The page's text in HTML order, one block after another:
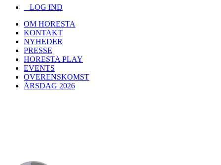
LOG IND
OM HORESTA
KONTAKT
NYHEDER
PRESSE
HORESTA PLAY
EVENTS
OVERENSKOMST
ÅRSDAG 2026